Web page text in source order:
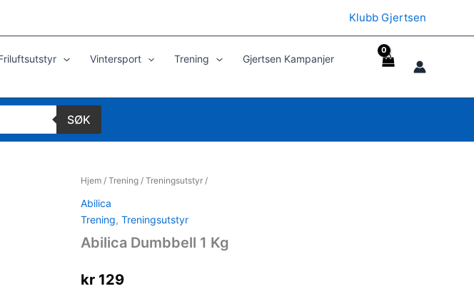
Klubb Gjertsen
Vintersport Trening
Gjertsen Kampanjer
SØK
Hjem/ Trening/ Treningsutstyr/
Abilica
Trening, Treningsutstyr
Abilica Dumbbell 1 Kg
kr129